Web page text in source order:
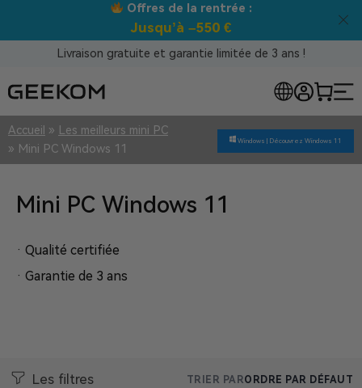
Meilleur prix garanti tous canaux !
Livraison gratuite et garantie limitée de 3 ans !
Accueil » Les meilleurs mini PC
» Mini PC Windows 11
Windows | Découvrez Windows 11
Mini PC Windows 11
· Qualité certifiée
· Garantie de 3 ans
Les filtres TRIER PARORDRE PAR DÉFAUT